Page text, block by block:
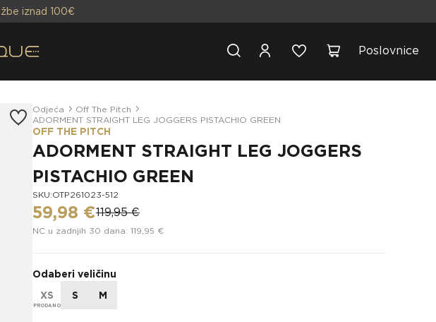
iznad 100€
Poslovnice
Odjeća
Off The Pitch
ADORMENT STRAIGHT LEG JOGGERS PISTACHIO GREEN
OFF THE PITCH
ADORMENT STRAIGHT LEG JOGGERS
PISTACHIO GREEN
SKU:OTP261023-512
59,98 €119,95 €
NC u zadnjih 30 dana: 119,95 €
Odaberi veličinu
XS
S M